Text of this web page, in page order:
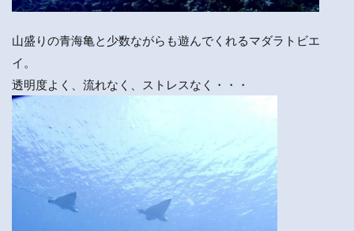
山盛りの青海亀と少数ながらも遊んでくれるマダラトビエ
イ。
透明度よく、流れなく、ストレスなく・・・